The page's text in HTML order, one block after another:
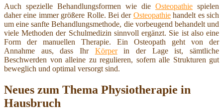
Auch spezielle Behandlungsformen wie die Osteopathie spielen
daher eine immer größere Rolle. Bei der Osteopathiehandelt es sich
um eine sanfte Behandlungsmethode, die vorbeugend behandelt und
viele Methoden der Schulmedizin sinnvoll ergänzt. Sie ist also eine
Form der manuellen Therapie. Ein Osteopath geht von der
Annahme aus, dass Ihr Körperin der Lage ist, sämtliche
Beschwerden von alleine zu regulieren, sofern alle Strukturen gut
beweglich und optimal versorgt sind.
Neues zum Thema Physiotherapie in
Hausbruch